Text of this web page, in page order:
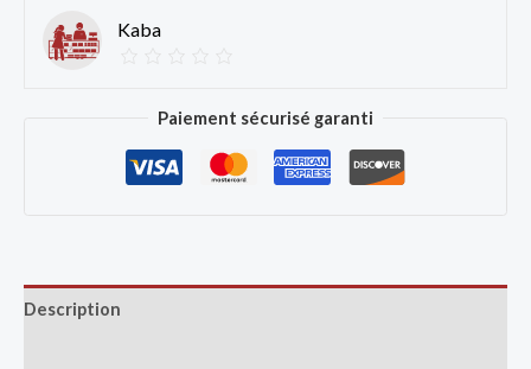
Kaba
Paiement sécurisé garanti
Description